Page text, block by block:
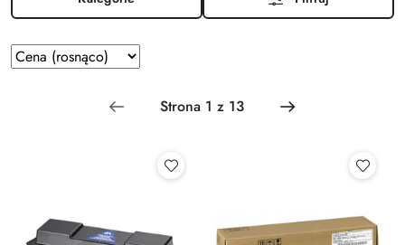
Zastosowano
sortowanie:
Sortuj
według